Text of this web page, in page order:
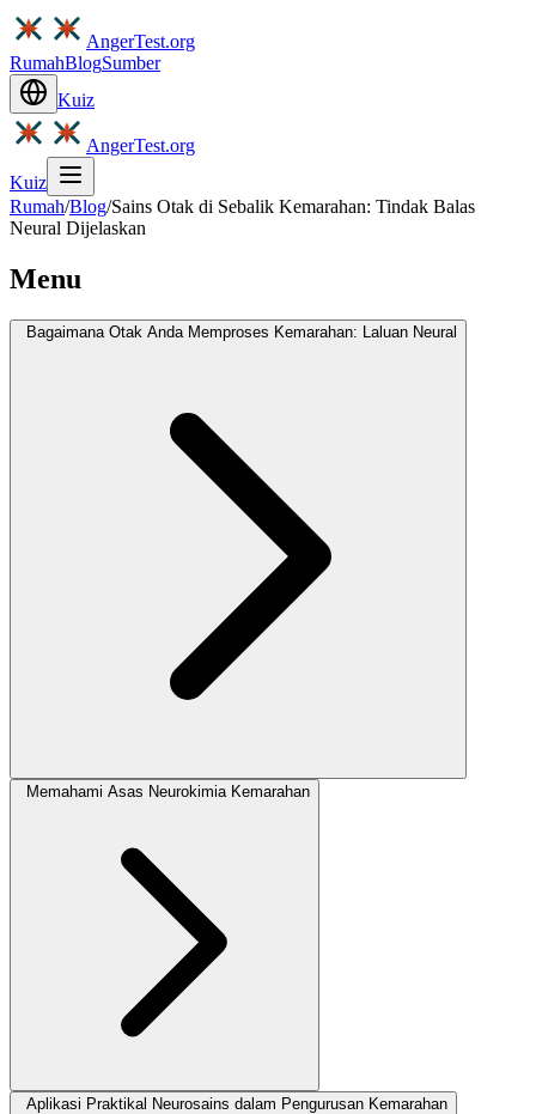
AngerTest.org
RumahBlogSumber
Kuiz
AngerTest.org
Kuiz
Rumah/Blog/Sains Otak di Sebalik Kemarahan: Tindak Balas
Neural Dijelaskan
Menu
Bagaimana Otak Anda Memproses Kemarahan: Laluan Neural
Memahami Asas Neurokimia Kemarahan
Aplikasi Praktikal Neurosains dalam Pengurusan Kemarahan